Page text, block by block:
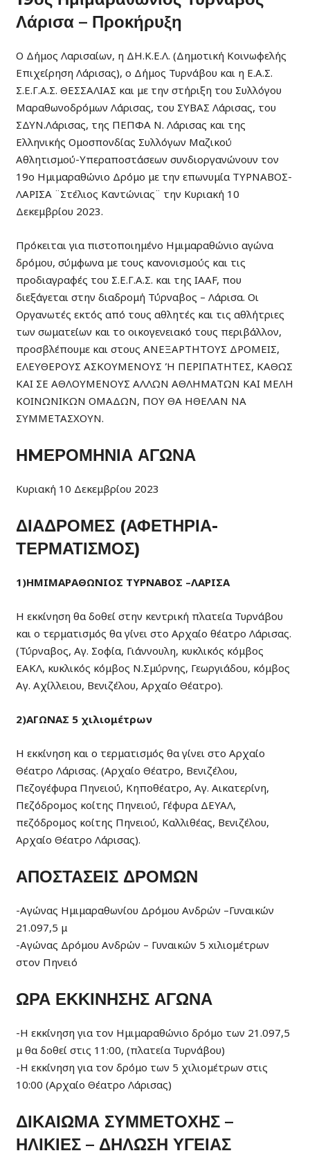
Λάρισα – Προκήρυξη
Ο Δήμος Λαρισαίων, η ΔΗ.Κ.Ε.Λ. (Δημοτική Κοινωφελής
Επιχείρηση Λάρισας), ο Δήμος Τυρνάβου και η Ε.Α.Σ.
Σ.Ε.Γ.Α.Σ. ΘΕΣΣΑΛΙΑΣ και με την στήριξη του Συλλόγου
Μαραθωνοδρόμων Λάρισας, του ΣΥΒΑΣ Λάρισας, του
ΣΔΥΝ.Λάρισας, της ΠΕΠΦΑ Ν. Λάρισας και της
Ελληνικής Ομοσπονδίας Συλλόγων Μαζικού
Αθλητισμού-Υπεραποστάσεων συνδιοργανώνουν τον
19ο Ημιμαραθώνιο Δρόμο με την επωνυμία ΤΥΡΝΑΒΟΣ-
ΛΑΡΙΣΑ ¨Στέλιος Καντώνιας¨ την Κυριακή 10
Δεκεμβρίου 2023.
Πρόκειται για πιστοποιημένο Ημιμαραθώνιο αγώνα
δρόμου, σύμφωνα με τους κανονισμούς και τις
προδιαγραφές του Σ.Ε.Γ.Α.Σ. και της IAAF, που
διεξάγεται στην διαδρομή Τύρναβος – Λάρισα. Οι
Οργανωτές εκτός από τους αθλητές και τις αθλήτριες
των σωματείων και το οικογενειακό τους περιβάλλον,
προσβλέπουμε και στους ΑΝΕΞΑΡΤΗΤΟΥΣ ΔΡΟΜΕΙΣ,
ΕΛΕΥΘΕΡΟΥΣ ΑΣΚΟΥΜΕΝΟΥΣ Ή ΠΕΡΙΠΑΤΗΤΕΣ, ΚΑΘΩΣ
ΚΑΙ ΣΕ ΑΘΛΟΥΜΕΝΟΥΣ ΑΛΛΩΝ ΑΘΛΗΜΑΤΩΝ ΚΑΙ ΜΕΛΗ
ΚΟΙΝΩΝΙΚΩΝ ΟΜΑΔΩΝ, ΠΟΥ ΘΑ ΗΘΕΛΑΝ ΝΑ
ΣΥΜΜΕΤΑΣΧΟΥΝ.
ΗMΕΡΟΜΗΝΙΑ ΑΓΩΝΑ
Κυριακή 10 Δεκεμβρίου 2023
ΔΙΑΔΡΟΜΕΣ (ΑΦΕΤΗΡΙΑ-
ΤΕΡΜΑΤΙΣΜΟΣ)
1)ΗΜΙΜΑΡΑΘΩΝΙΟΣ ΤΥΡΝΑΒΟΣ –ΛΑΡΙΣΑ
Η εκκίνηση θα δοθεί στην κεντρική πλατεία Τυρνάβου
και ο τερματισμός θα γίνει στο Αρχαίο θέατρο Λάρισας.
(Τύρναβος, Αγ. Σοφία, Γιάννουλη, κυκλικός κόμβος
ΕΑΚΛ, κυκλικός κόμβος Ν.Σμύρνης, Γεωργιάδου, κόμβος
Αγ. Αχίλλειου, Βενιζέλου, Αρχαίο Θέατρο).
2)ΑΓΩΝΑΣ 5 χιλιομέτρων
Η εκκίνηση και ο τερματισμός θα γίνει στο Αρχαίο
Θέατρο Λάρισας. (Αρχαίο Θέατρο, Βενιζέλου,
Πεζογέφυρα Πηνειού, Κηποθέατρο, Αγ. Αικατερίνη,
Πεζόδρομος κοίτης Πηνειού, Γέφυρα ΔΕΥΑΛ,
πεζόδρομος κοίτης Πηνειού, Καλλιθέας, Βενιζέλου,
Αρχαίο Θέατρο Λάρισας).
ΑΠΟΣΤΑΣΕΙΣ ΔΡΟΜΩΝ
-Αγώνας Ημιμαραθωνίου Δρόμου Ανδρών –Γυναικών
21.097,5 μ
-Αγώνας Δρόμου Ανδρών – Γυναικών 5 xιλιομέτρων
στον Πηνειό
ΩΡΑ ΕΚΚΙΝΗΣΗΣ ΑΓΩΝΑ
-Η εκκίνηση για τον Hμιμαραθώνιο δρόμο των 21.097,5
μ θα δοθεί στις 11:00, (πλατεία Τυρνάβου)
-Η εκκίνηση για τον δρόμο των 5 χιλιομέτρων στις
10:00 (Αρχαίο Θέατρο Λάρισας)
ΔΙΚΑΙΩΜΑ ΣΥΜΜΕΤΟΧΗΣ –
ΗΛΙΚΙΕΣ – ΔΗΛΩΣΗ ΥΓΕΙΑΣ